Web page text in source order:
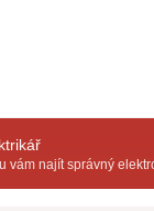
již několikátá